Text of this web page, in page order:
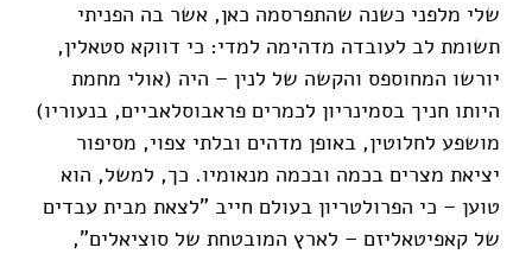
שלי מלפני כשנה שהתפרסמה כאן, אשר בה הפניתי
תשומת לב לעובדה מדהימה למדי: כי דווקא סטאלין,
יורשו המחוספס והקשה של לנין – היה (אולי מחמת
היותו חניך בסמינריון לכמרים פראבוסלאביים, בנעוריו)
מושפע לחלוטין, באופן מדהים ובלתי צפוי, מסיפור
יציאת מצרים בכמה ובכמה מנאומיו. כך, למשל, הוא
טוען – כי הפרולטריון בעולם חייב "לצאת מבית עבדים
של קאפיטאליזם – לארץ המובטחת של סוציאלים",